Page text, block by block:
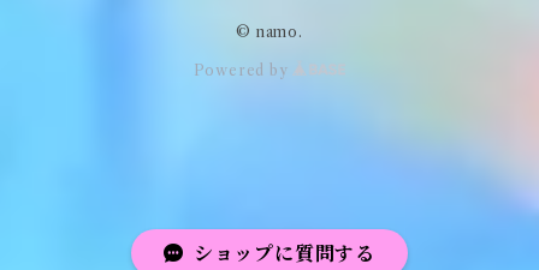
ショップに質問する
© namo.
Powered by